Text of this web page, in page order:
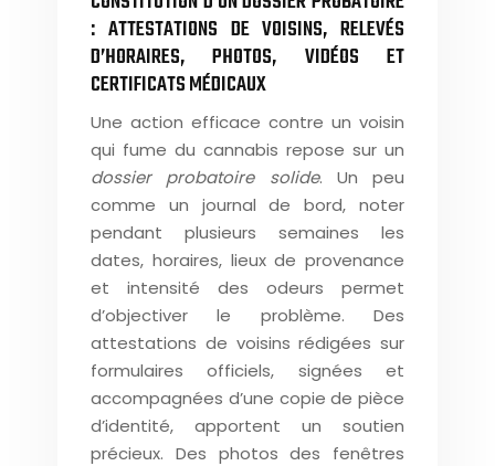
: ATTESTATIONS DE VOISINS, RELEVÉS
D’HORAIRES, PHOTOS, VIDÉOS ET
CERTIFICATS MÉDICAUX
Une action efficace contre un voisin
qui fume du cannabis repose sur un
dossier probatoire solide. Un peu
comme un journal de bord, noter
pendant plusieurs semaines les
dates, horaires, lieux de provenance
et intensité des odeurs permet
d’objectiver le problème. Des
attestations de voisins rédigées sur
formulaires officiels, signées et
accompagnées d’une copie de pièce
d’identité, apportent un soutien
précieux. Des photos des fenêtres